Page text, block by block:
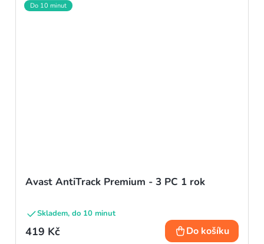
Do 10 minut
Avast AntiTrack Premium - 3 PC 1 rok
Skladem, do 10 minut
419 Kč Do košíku